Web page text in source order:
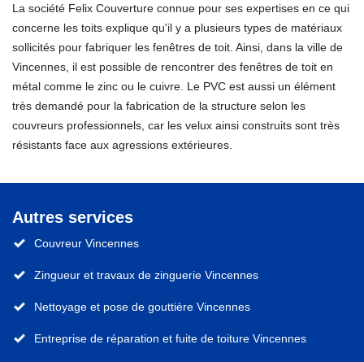
La société Felix Couverture connue pour ses expertises en ce qui
concerne les toits explique qu'il y a plusieurs types de matériaux
sollicités pour fabriquer les fenêtres de toit. Ainsi, dans la ville de
Vincennes, il est possible de rencontrer des fenêtres de toit en
métal comme le zinc ou le cuivre. Le PVC est aussi un élément
très demandé pour la fabrication de la structure selon les
couvreurs professionnels, car les velux ainsi construits sont très
résistants face aux agressions extérieures.
Autres services
Couvreur Vincennes
Zingueur et travaux de zinguerie Vincennes
Nettoyage et pose de gouttière Vincennes
Entreprise de réparation et fuite de toiture Vincennes